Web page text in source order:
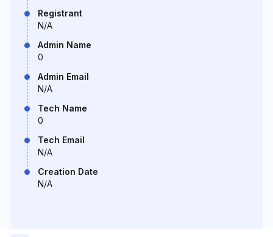
Registrant
N/A
Admin Name
0
Admin Email
N/A
Tech Name
0
Tech Email
N/A
Creation Date
N/A